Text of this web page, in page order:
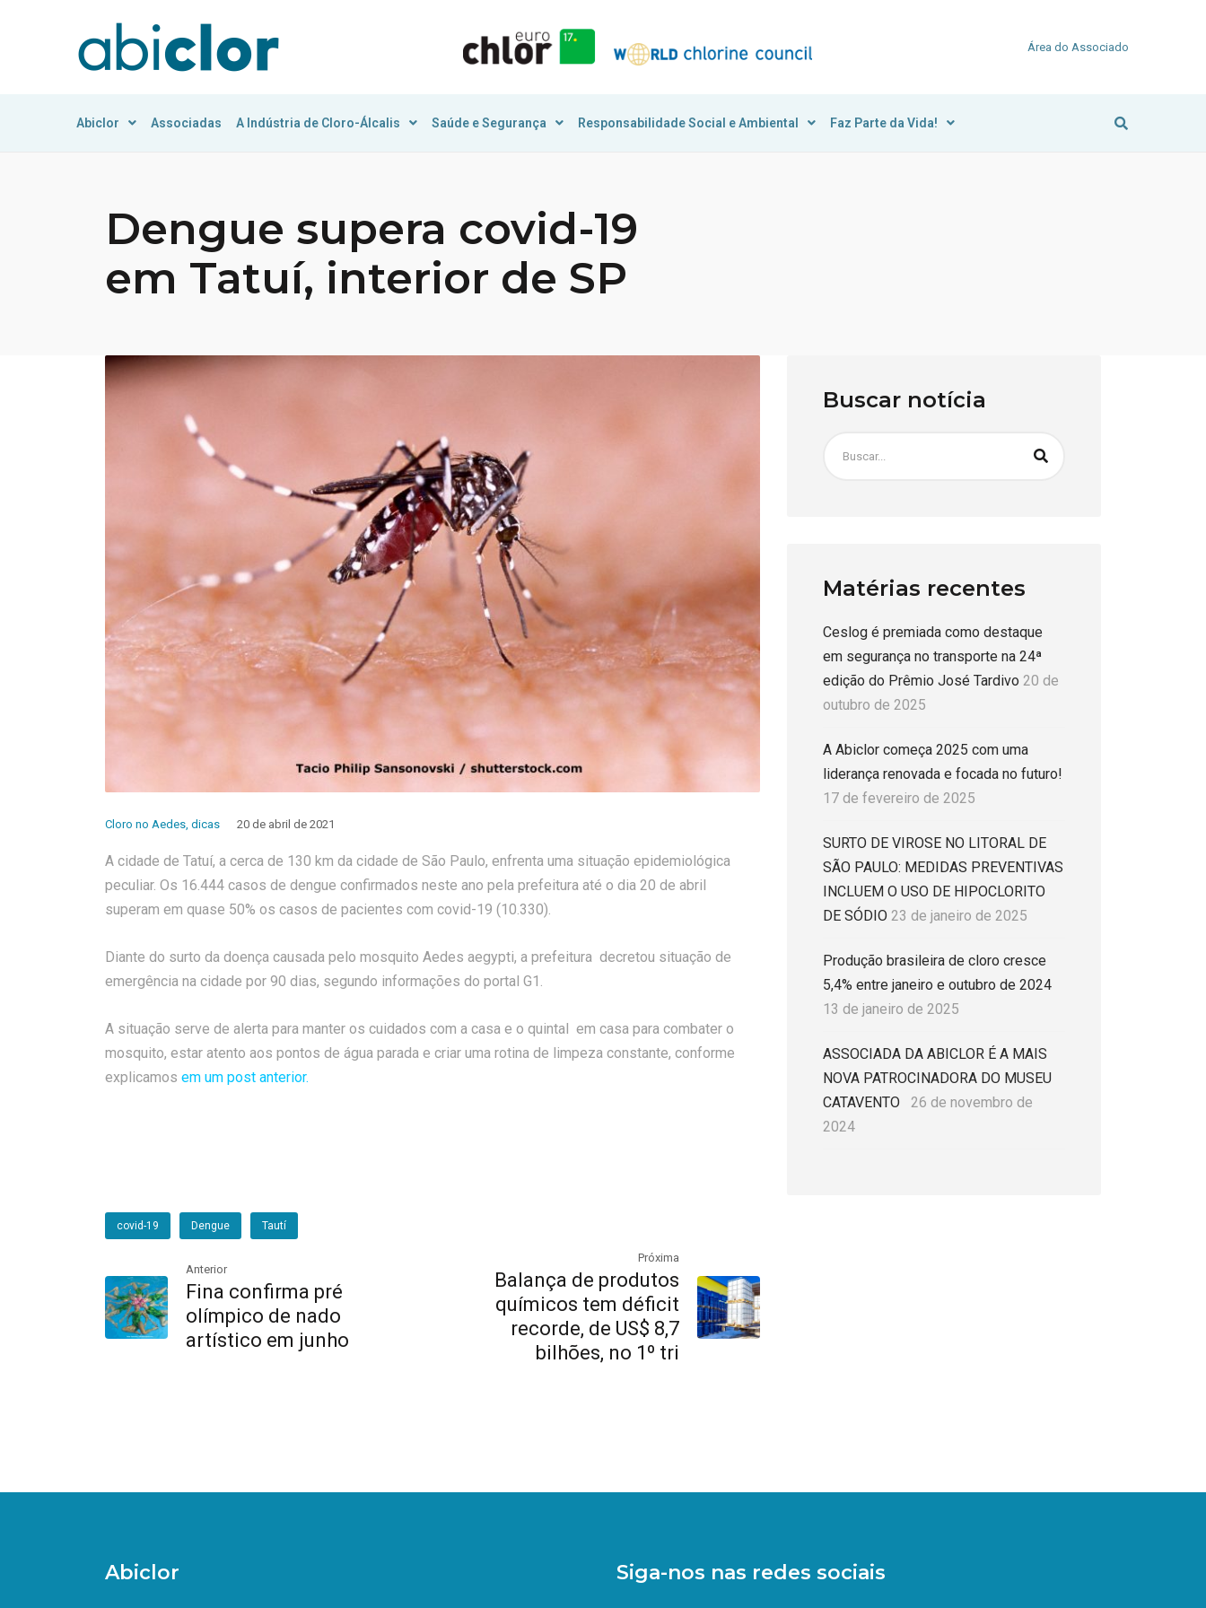
Área do Associado
Abiclor Associadas A Indústria de Cloro-Álcalis Saúde e Segurança Responsabilidade Social e Ambiental Faz Parte da Vida!
Dengue supera covid-19
em Tatuí, interior de SP
Cloro no Aedes dicas 20 de abril de 2021
A cidade de Tatuí, a cerca de 130 km da cidade de São Paulo, enfrenta uma situação epidemiológica
peculiar. Os 16.444 casos de dengue confirmados neste ano pela prefeitura até o dia 20 de abril
superam em quase 50% os casos de pacientes com covid-19 (10.330).
Diante do surto da doença causada pelo mosquito Aedes aegypti, a prefeitura decretou situação de
emergência na cidade por 90 dias, segundo informações do portal G1.
A situação serve de alerta para manter os cuidados com a casa e o quintal em casa para combater o
mosquito, estar atento aos pontos de água parada e criar uma rotina de limpeza constante, conforme
explicamos em um post anterior.
covid-19 Dengue Tautí
Anterior
Fina confirma pré
olímpico de nado
artístico em junho
Próxima
Balança de produtos
químicos tem déficit
recorde, de US$ 8,7
bilhões, no 1º tri
Buscar notícia
Matérias recentes
Ceslog é premiada como destaque
em segurança no transporte na 24ª
edição do Prêmio José Tardivo 20 de
outubro de 2025
A Abiclor começa 2025 com uma
liderança renovada e focada no futuro!
17 de fevereiro de 2025
SURTO DE VIROSE NO LITORAL DE
SÃO PAULO: MEDIDAS PREVENTIVAS
INCLUEM O USO DE HIPOCLORITO
DE SÓDIO 23 de janeiro de 2025
Produção brasileira de cloro cresce
5,4% entre janeiro e outubro de 2024
13 de janeiro de 2025
ASSOCIADA DA ABICLOR É A MAIS
NOVA PATROCINADORA DO MUSEU
CATAVENTO
26 de novembro de
2024
Abiclor Siga-nos nas redes sociais